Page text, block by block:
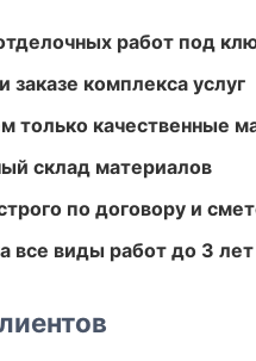
работ под
заказе комплекса услуг
только качественные
склад материалов
по договору и
все виды работ до 3 лет